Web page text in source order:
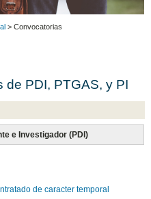
> Convocatorias
de PDI, PTGAS, y PI
e Investigador (PDI)
de caracter temporal